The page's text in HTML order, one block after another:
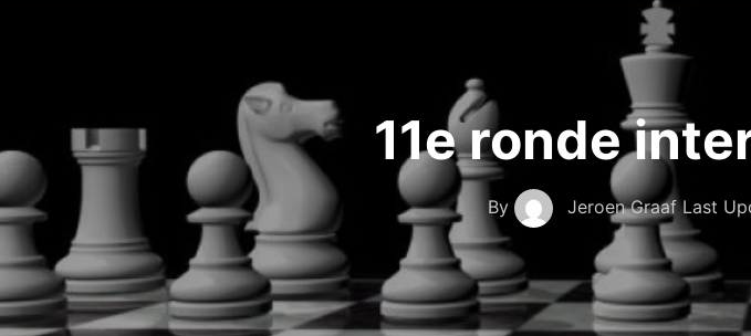
11e ronde
By Jeroen GraafLast